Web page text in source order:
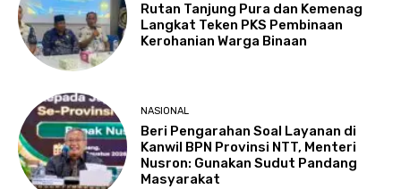
Rutan Tanjung Pura dan Kemenag
Langkat Teken PKS Pembinaan
Kerohanian Warga Binaan
NASIONAL
Beri Pengarahan Soal Layanan di
Kanwil BPN Provinsi NTT, Menteri
Nusron: Gunakan Sudut Pandang
Masyarakat